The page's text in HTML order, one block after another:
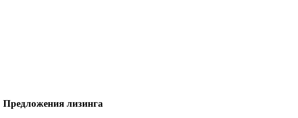
Предложения лизинга